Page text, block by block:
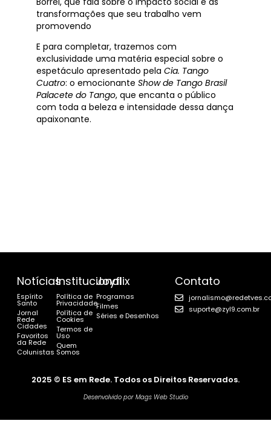
transformações que seu trabalho vem
promovendo
E para completar, trazemos com
exclusividade uma matéria especial sobre o
espetáculo apresentado pela Cia. Tango
Cuatro: o emocionante Show de Tango Brasil
Palacete do Tango, que encanta o público
com toda a beleza e intensidade dessa dança
apaixonante.
Notícias
Espírito
Santo
Jornal
Rede
Cidades
Favoritos
da Rede
Colunistas
Institucional
Política de
Privacidade
Política de
Cookies
Termos de
Uso
Quem
Somos
Joyflix
Programas
Filmes
Séries e Desenhos
Contato
suporte@zyl9.com.br
2025 © ES em Rede. Todos os Direitos Reservados.
Desenvolvido por Mags Web Studio